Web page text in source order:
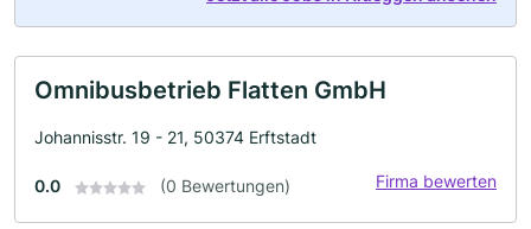
Omnibusbetrieb Flatten GmbH
Johannisstr. 19 - 21, 50374 Erftstadt
0.0 (0 Bewertungen) Firma bewerten